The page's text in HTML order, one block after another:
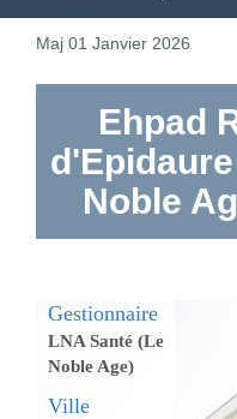
Maj 01 Janvier 2026
Ehpad
Noble
Gestionnaire
LNA Santé (Le
Noble Age)
Ville